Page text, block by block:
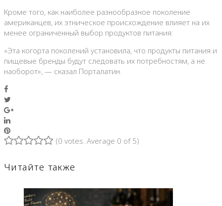
Кроме того, как наиболее разнообразное поколение
американцев, их этническое происхождение влияет на их
менее ограниченный выбор продуктов питания:
«Эта когорта поколений установила, что продукты питания и
пищевые бренды будут следовать их потребностям, а не
наоборот», — сказал Порталатин.
Google+
LinkedIn
Pinterest
(0 votes. Average 0 of 5)
Читайте также